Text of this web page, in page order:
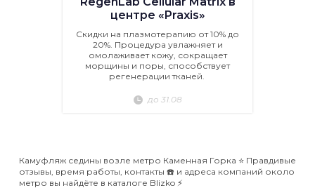
центре «Praxis»
Скидки на плазмотерапию от 10% до
20%. Процедура увлажняет и
омолаживает кожу, сокращает
морщины и поры, способствует
регенерации тканей.
до 31.08
Камуфляж седины возле метро Каменная Горка ⭐️ Правдивые
отзывы, время работы, контакты ☎️ и адреса компаний около
метро вы найдёте в каталоге Blizko ⚡️